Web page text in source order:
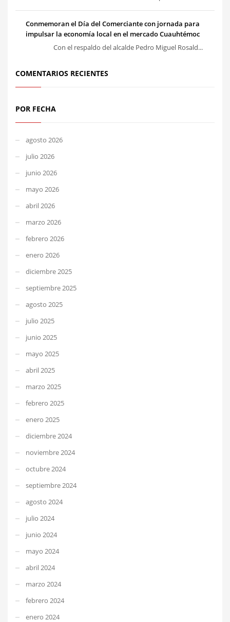
Conmemoran el Día del Comerciante con jornada para
impulsar la economía local en el mercado Cuauhtémoc
Con el respaldo del alcalde Pedro Miguel Rosald...
COMENTARIOS RECIENTES
POR FECHA
agosto 2026
julio 2026
junio 2026
mayo 2026
abril 2026
marzo 2026
febrero 2026
enero 2026
diciembre 2025
septiembre 2025
agosto 2025
julio 2025
junio 2025
mayo 2025
abril 2025
marzo 2025
febrero 2025
enero 2025
diciembre 2024
noviembre 2024
octubre 2024
septiembre 2024
agosto 2024
julio 2024
junio 2024
mayo 2024
abril 2024
marzo 2024
febrero 2024
enero 2024